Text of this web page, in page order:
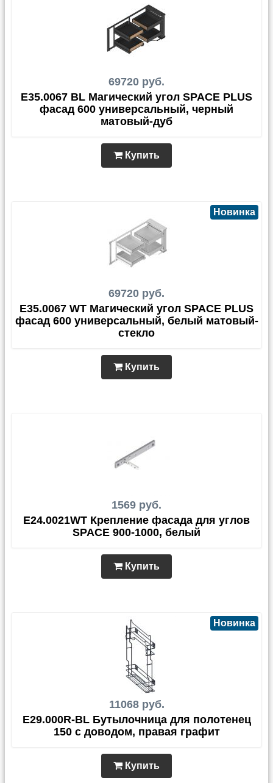
69720 руб.
E35.0067 BL Магический угол SPACE PLUS
фасад 600 универсальный, черный
матовый-дуб
Купить
69720 руб.
Новинка
E35.0067 WT Магический угол SPACE PLUS
фасад 600 универсальный, белый матовый-
стекло
Купить
1569 руб.
E24.0021WT Крепление фасада для углов
SPACE 900-1000, белый
Купить
11068 руб.
Новинка
E29.000R-BL Бутылочница для полотенец
150 с доводом, правая графит
Купить